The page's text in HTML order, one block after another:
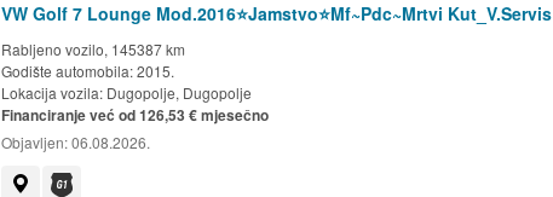
VW Golf 7 Lounge Mod.2016⭐️Jamstvo⭐️Mf~Pdc~Mrtvi Kut_V.Servis
Rabljeno vozilo, 145387 km
Godište automobila: 2015.
Lokacija vozila: Dugopolje, Dugopolje
Financiranje već od 126,53 € mjesečno
Objavljen:06.08.2026.